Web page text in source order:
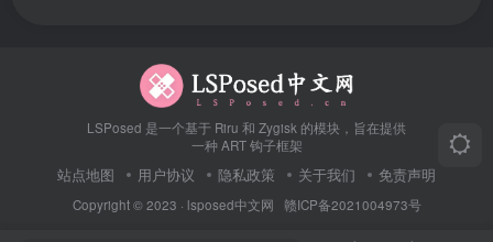
LSPosed 是一个基于 Riru 和 Zygisk 的模块，旨在提供
一种 ART 钩子框架
站点地图 用户协议 隐私政策 关于我们 免责声明
Copyright © 2023 · lsposed中文网 赣ICP备2021004973号